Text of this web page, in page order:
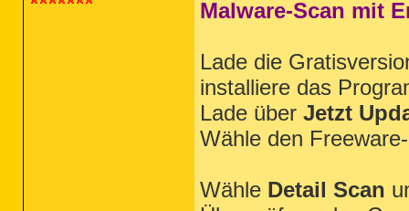
Malware-Scan mit
Lade die
installiere das
Lade über Jetzt
Wähle den
Wähle Detail Scan